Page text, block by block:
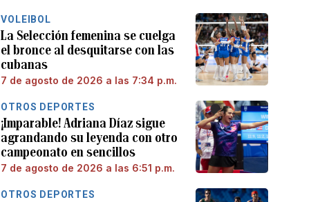
VOLEIBOL
La Selección femenina se cuelga
el bronce al desquitarse con las
cubanas
7 de agosto de 2026 a las 7:34 p.m.
OTROS DEPORTES
¡Imparable! Adriana Díaz sigue
agrandando su leyenda con otro
campeonato en sencillos
7 de agosto de 2026 a las 6:51 p.m.
OTROS DEPORTES